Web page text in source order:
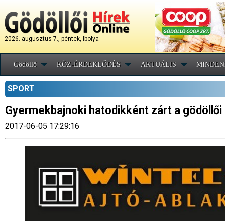
2026. augusztus 7., péntek, Ibolya
Gödöllő KÖZ-ÉRDEKLŐDÉS AKTUÁLIS
SPORT
Gyermekbajnoki hatodikként zárt a
2017-06-05 17:29:16